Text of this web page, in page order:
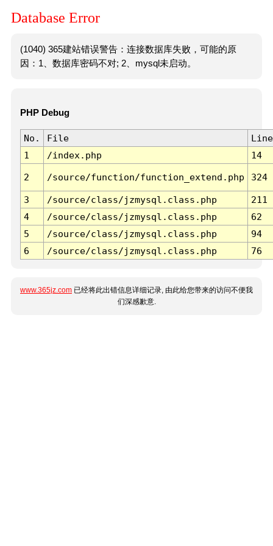
Database Error
(1040) 365建站错误警告：连接数据库失败，可能的原
因：1、数据库密码不对; 2、mysql未启动。
PHP Debug
No. File
Line
1
/index.php 14
2 /source/function/function_extend.php 324
3 /source/class/jzmysql.class.php
211
4
/source/class/jzmysql.class.php
62
5
/source/class/jzmysql.class.php
94
6
/source/class/jzmysql.class.php 76
www.365jz.com 已经将此出错信息详细记录, 由此给您带来的访问不便我
们深感歉意.